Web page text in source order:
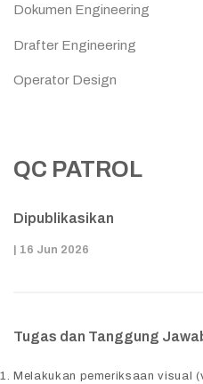
Dokumen Engineering
Drafter Engineering
Operator Design
Sales Representative
Senior QA
QC PATROL
Dipublikasikan
| 16 Jun 2026
Tugas dan Tanggung
Melakukan pemeriksaan visual